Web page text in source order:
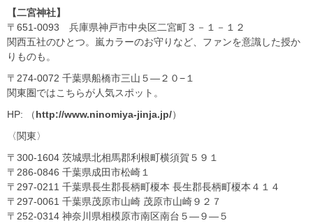
【二宮神社】
〒651-0093 兵庫県神戸市中央区二宮町３－１－１２
関西五社のひとつ。嵐カラーのお守りなど、ファンを意識した授か
りものも。
〒274-0072 千葉県船橋市三山５―２０−１
関東圏ではこちらが人気スポット。
HP: （http://www.ninomiya-jinja.jp/）
〈関東〉
〒300-1604 茨城県北相馬郡利根町横須賀５９１
〒286-0846 千葉県成田市松崎１
〒297-0211 千葉県長生郡長柄町榎本 長生郡長柄町榎本４１４
〒297-0061 千葉県茂原市山崎 茂原市山崎９２７
〒252-0314 神奈川県相模原市南区南台５―９―５